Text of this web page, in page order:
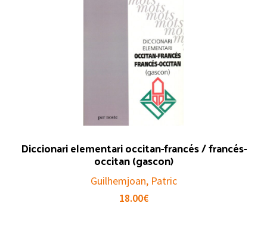
Diccionari elementari occitan-francés / francés-
occitan (gascon)
Guilhemjoan, Patric
18.00€